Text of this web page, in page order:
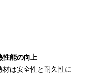
性能の向上
材は安全性と耐久性に